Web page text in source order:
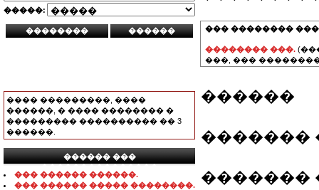
�����:
���� ���������, ����
������, � ���� �������� �
��������� ���������� �� 3
������.
������ ���
���������������
��� ������ ������.
��� ������ ����� ��������.
��� ��������
�������� ���.
���, ���
������
�������
�������